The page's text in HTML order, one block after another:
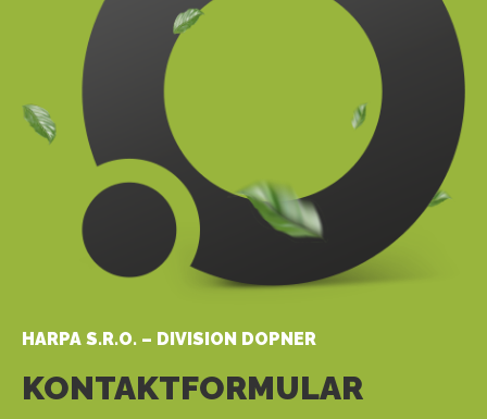
HARPA S.R.O. – DIVISION DOPNER
KONTAKTFORMULAR